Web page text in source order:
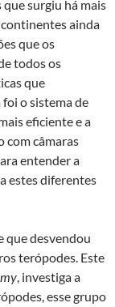
surgiu há mais
ainda
que os
todos os
que
o sistema de
eficiente e a
com câmaras
entender a
estes diferentes
que desvendou
terópodes. Este
, investiga a
esse grupo